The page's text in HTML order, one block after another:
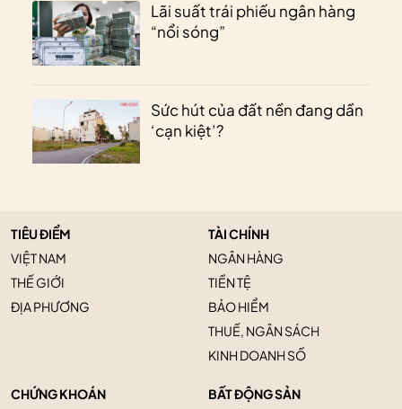
Lãi suất trái phiếu ngân hàng
“nổi sóng”
Sức hút của đất nền đang dần
‘cạn kiệt’?
TIÊU ĐIỂM
VIỆT NAM
THẾ GIỚI
ĐỊA PHƯƠNG
TÀI CHÍNH
NGÂN HÀNG
TIỀN TỆ
BẢO HIỂM
THUẾ, NGÂN SÁCH
KINH DOANH SỐ
CHỨNG KHOÁN
BẤT ĐỘNG SẢN